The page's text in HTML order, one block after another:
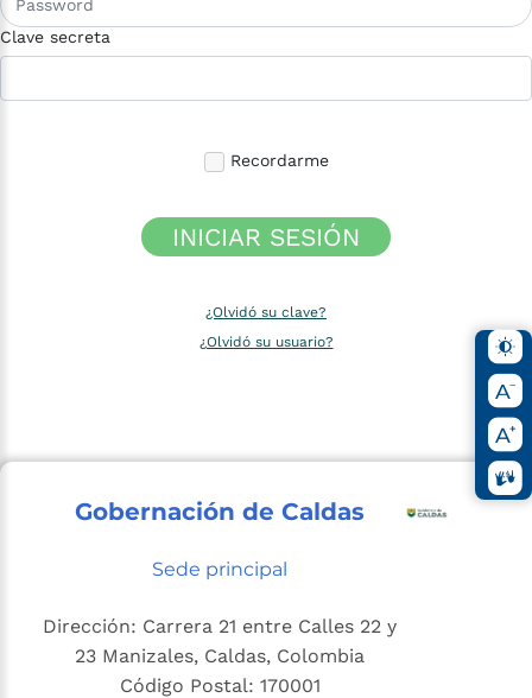
Clave secreta
Recordarme
INICIAR SESIÓN
¿Olvidó su clave?
¿Olvidó su usuario?
Gobernación de Caldas
Sede principal
Dirección: Carrera 21 entre Calles 22 y
23 Manizales, Caldas, Colombia
Código Postal: 170001